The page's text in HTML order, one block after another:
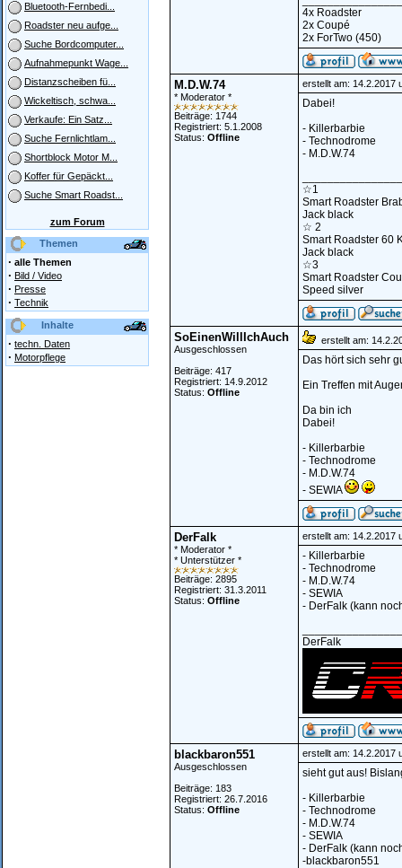
Bluetooth-Fernbedi...
Roadster neu aufge...
Suche Bordcomputer...
Aufnahmepunkt Wage...
Distanzscheiben fü...
Wickeltisch, schwa...
Verkaufe: Ein Satz...
Suche Fernlichtlam...
Shortblock Motor M...
Koffer für Gepäckt...
Suche Smart Roadst...
zum Forum
Themen
· alle Themen
· Bild / Video
· Presse
· Technik
Inhalte
· techn. Daten
· Motorpflege
4x Roadster
2x Coupé
2x ForTwo (450)
M.D.W.74
* Moderator *
Beiträge: 1744
Registriert: 5.1.2008
Status: Offline
erstellt am: 14.2.2017
Dabei!
- Killerbarbie
- Technodrome
- M.D.W.74
☆1
Smart Roadster
Jack black
☆ 2
Smart Roadster 60
Jack black
☆3
Smart Roadster
Speed silver
SoEinenWillIchAuch
Ausgeschlossen
Beiträge: 417
Registriert: 14.9.2012
Status: Offline
erstellt am:
Das hört sich sehr
Ein Treffen mit
Da bin ich
Dabei!
- Killerbarbie
- Technodrome
- M.D.W.74
- SEWIA
DerFalk
* Moderator *
* Unterstützer *
Beiträge: 2895
Registriert: 31.3.2011
Status: Offline
erstellt am: 14.2.2017
- Killerbarbie
- Technodrome
- M.D.W.74
- SEWIA
- DerFalk (kann
DerFalk
blackbaron551
Ausgeschlossen
Beiträge: 183
Registriert: 26.7.2016
Status: Offline
erstellt am: 14.2.2017
sieht gut aus!
- Killerbarbie
- Technodrome
- M.D.W.74
- SEWIA
- DerFalk (kann
-blackbaron551